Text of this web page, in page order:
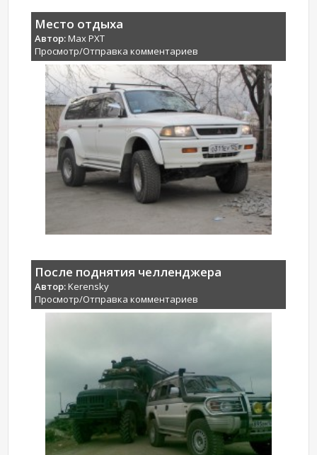
Место отдыха
Автор:Max PXT
Просмотр/Отправка комментариев
После поднятия челленджера
Автор:Kerensky
Просмотр/Отправка комментариев